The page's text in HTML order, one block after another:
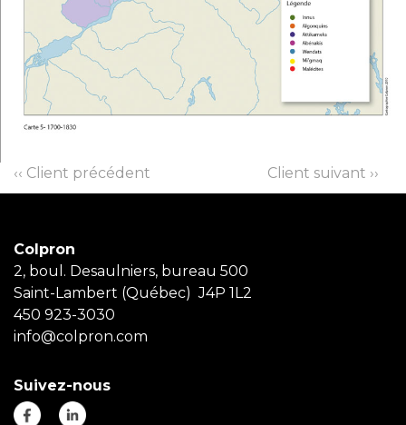
‹‹ Client précédent Client suivant ››
Colpron
2, boul. Desaulniers, bureau 500
Saint-Lambert (Québec) J4P 1L2
450 923-3030
info@colpron.com
Suivez-nous